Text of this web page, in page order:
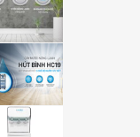
Nagakawa
đ